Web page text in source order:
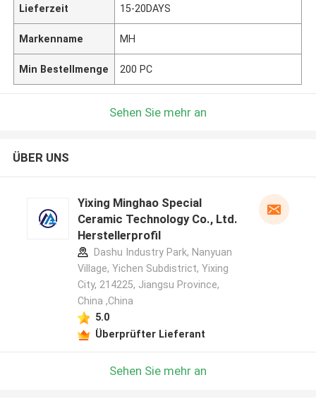
Lieferzeit 15-20DAYS
Markenname MH
Min Bestellmenge 200 PC
Sehen Sie mehr an
ÜBER UNS
Yixing Minghao Special
Ceramic Technology Co., Ltd.
Herstellerprofil
Dashu Industry Park, Nanyuan
Village, Yichen Subdistrict, Yixing
City, 214225, Jiangsu Province,
China ,China
5.0
Überprüfter Lieferant
Sehen Sie mehr an